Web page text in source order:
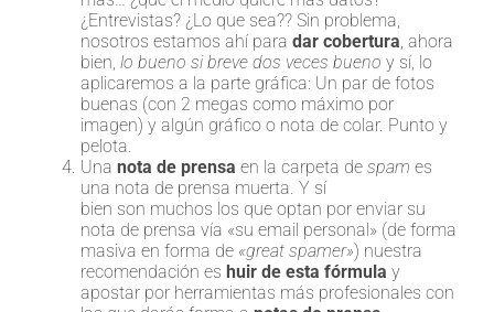
¿Entrevistas? ¿Lo que sea?? Sin problema,
nosotros estamos ahí para dar cobertura, ahora
bien, lo bueno si breve dos veces bueno y sí, lo
aplicaremos a la parte gráfica: Un par de fotos
buenas (con 2 megas como máximo por
imagen) y algún gráfico o nota de colar. Punto y
pelota.
Una nota de prensa en la carpeta de spam es
una nota de prensa muerta. Y sí
bien son muchos los que optan por enviar su
nota de prensa vía «su email personal» (de forma
masiva en forma de «great spamer») nuestra
recomendación es huir de esta fórmula y
apostar por herramientas más profesionales con